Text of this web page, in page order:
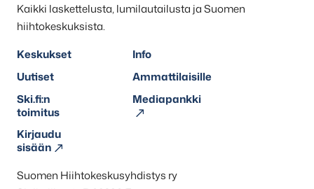
Kaikki laskettelusta, lumilautailusta ja Suomen
hiihtokeskuksista.
Keskukset
Info
Uutiset
Ammattilaisille
Ski.fi:n
toimitus
Mediapankki
Kirjaudu
sisään
Suomen Hiihtokeskusyhdistys ry